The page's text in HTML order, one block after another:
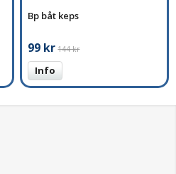
Bp båt keps
99 kr 144 kr
Info